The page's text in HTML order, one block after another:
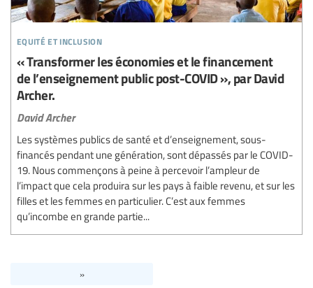
equité et inclusion
« Transformer les économies et le financement
de l’enseignement public post-COVID », par David
Archer.
David Archer
Les systèmes publics de santé et d’enseignement, sous-
financés pendant une génération, sont dépassés par le COVID-
19. Nous commençons à peine à percevoir l’ampleur de
l’impact que cela produira sur les pays à faible revenu, et sur les
filles et les femmes en particulier. C’est aux femmes
qu’incombe en grande partie...
»